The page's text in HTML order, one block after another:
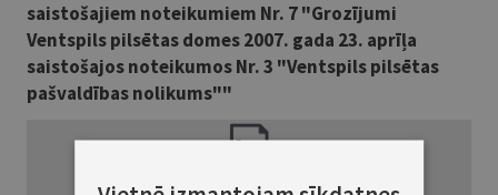
saistošajiem noteikumiem Nr. 7 "Grozījumi
Ventspils pilsētas domes 2007. gada 23. aprīļa
saistošajos noteikumos Nr. 3 "Ventspils pilsētas
pašvaldības nolikums""